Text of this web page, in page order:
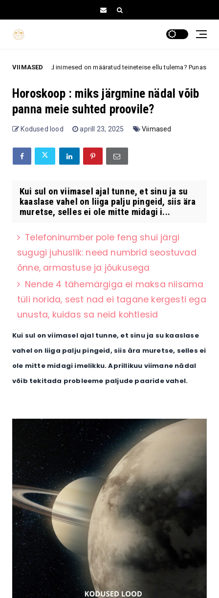
VIIMASED
inimesed on määratud teineteise ellu tulema? Punase paela legend
Horoskoop : miks järgmine nädal võib
panna meie suhted proovile?
Kodused lood aprill 23, 2025 Viimased
Kui sul on viimasel ajal tunne, et sinu ja su
kaaslase vahel on liiga palju pingeid, siis ära
muretse, selles ei ole mitte midagi i...
Telefoninumber pole feng shui järgi
sugugi juhuslik: need numbrid seostuvad
õnne, armastuse ja jõukusega
Nende 4 tähemärgiga ei maksa niisama
tüli norida, sest nad ei tagane kergesti ega
unusta, kuidas sa neid kohtlesid
Kui sul on viimasel ajal tunne, et sinu ja su kaaslase
vahel on liiga palju pingeid, siis ära muretse, selles ei
ole mitte midagi imelikku. Aprillikuu viimane nädal
võib tekitada probleeme paljude paaride vahel.